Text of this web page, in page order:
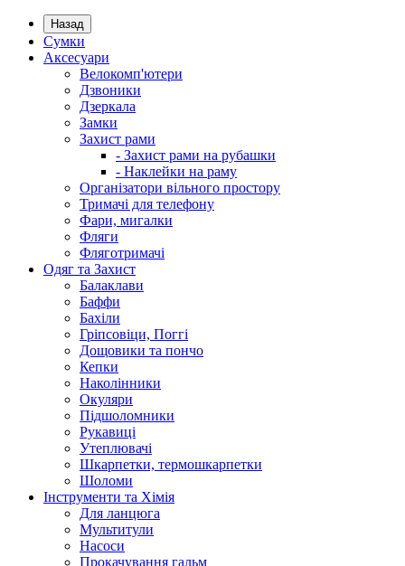
Назад
Сумки
Аксесуари
Велокомп'ютери
Дзвоники
Дзеркала
Замки
Захист рами
- Захист рами на рубашки
- Наклейки на раму
Організатори вільного простору
Тримачі для телефону
Фари, мигалки
Фляги
Фляготримачі
Одяг та Захист
Балаклави
Баффи
Бахіли
Гріпсовіци, Поггі
Дощовики та пончо
Кепки
Наколінники
Окуляри
Підшоломники
Рукавиці
Утеплювачі
Шкарпетки, термошкарпетки
Шоломи
Інструменти та Хімія
Для ланцюга
Мультитули
Насоси
Прокачування гальм